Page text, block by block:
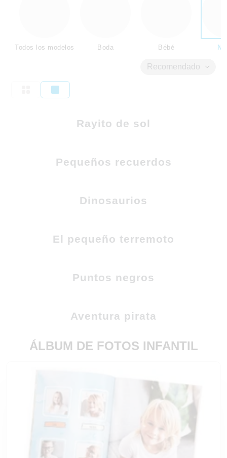
Todos los modelos Boda Bébé
Recomendado
Rayito de sol
Pequeños recuerdos
Dinosaurios
El pequeño terremoto
Puntos negros
Aventura pirata
ÁLBUM DE FOTOS INFANTIL